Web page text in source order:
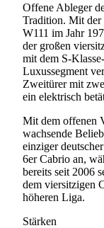
Offene Ableger
Tradition. Mit der
W111 im Jahr
der großen
mit dem S-
Luxussegment
Zweitürer mit
ein elektrisch
Mit dem offenen
wachsende
einziger
6er Cabrio an,
bereits seit 2006
dem viersitzigen
höheren Liga.
Stärken